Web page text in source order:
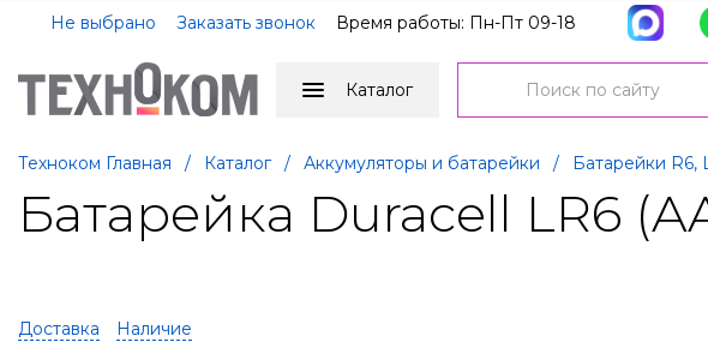
Не выбрано Заказать звонок Время работы: Пн-Пт 09-18
Каталог
Техноком Главная / Каталог / Аккумуляторы и батарейки / Батарейки R6,
Батарейка Duracell LR6
Доставка Наличие